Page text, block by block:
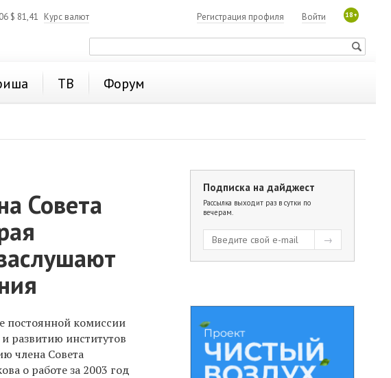
$ 81,41 Курс валют 18+
Войти
Регистрация профиля
ТВ Форум
Совета
постоянной комиссии
развитию институтов
члена Совета
о работе за 2003 год
Подписка на дайджест
Рассылка выходит раз в сутки по
вечерам.